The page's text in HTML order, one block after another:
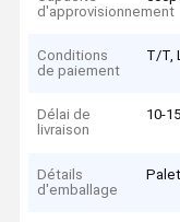
d'approvisionnement
Conditions
de paiement
T/T,
Délai de
livraison
10-15
Détails
d'emballage